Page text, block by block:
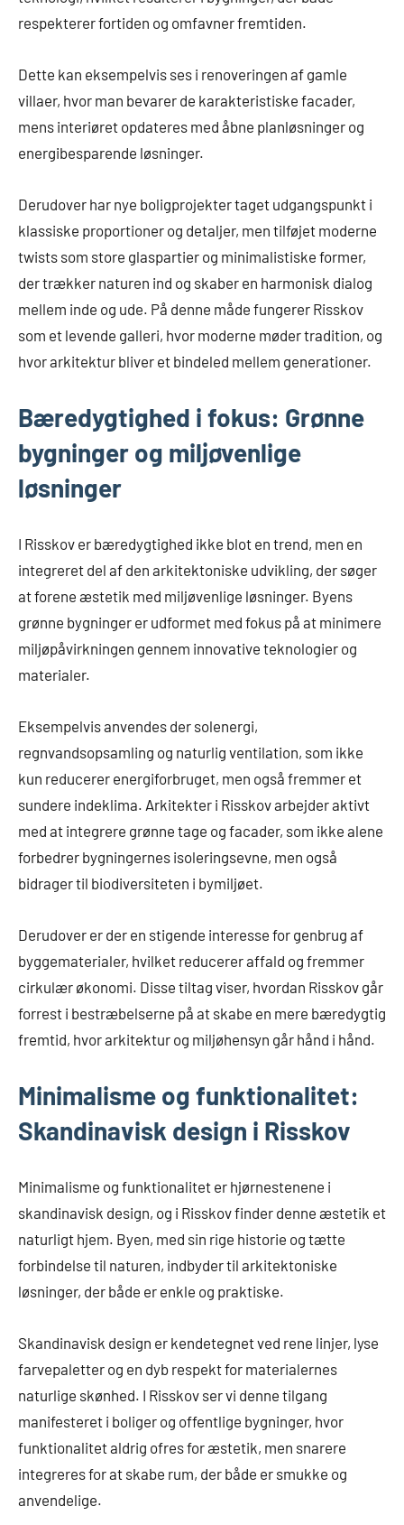
respekterer fortiden og omfavner fremtiden.
Dette kan eksempelvis ses i renoveringen af gamle
villaer, hvor man bevarer de karakteristiske facader,
mens interiøret opdateres med åbne planløsninger og
energibesparende løsninger.
Derudover har nye boligprojekter taget udgangspunkt i
klassiske proportioner og detaljer, men tilføjet moderne
twists som store glaspartier og minimalistiske former,
der trækker naturen ind og skaber en harmonisk dialog
mellem inde og ude. På denne måde fungerer Risskov
som et levende galleri, hvor moderne møder tradition, og
hvor arkitektur bliver et bindeled mellem generationer.
Bæredygtighed i fokus: Grønne
bygninger og miljøvenlige
løsninger
I Risskov er bæredygtighed ikke blot en trend, men en
integreret del af den arkitektoniske udvikling, der søger
at forene æstetik med miljøvenlige løsninger. Byens
grønne bygninger er udformet med fokus på at minimere
miljøpåvirkningen gennem innovative teknologier og
materialer.
Eksempelvis anvendes der solenergi,
regnvandsopsamling og naturlig ventilation, som ikke
kun reducerer energiforbruget, men også fremmer et
sundere indeklima. Arkitekter i Risskov arbejder aktivt
med at integrere grønne tage og facader, som ikke alene
forbedrer bygningernes isoleringsevne, men også
bidrager til biodiversiteten i bymiljøet.
Derudover er der en stigende interesse for genbrug af
byggematerialer, hvilket reducerer affald og fremmer
cirkulær økonomi. Disse tiltag viser, hvordan Risskov går
forrest i bestræbelserne på at skabe en mere bæredygtig
fremtid, hvor arkitektur og miljøhensyn går hånd i hånd.
Minimalisme og funktionalitet:
Skandinavisk design i Risskov
Minimalisme og funktionalitet er hjørnestenene i
skandinavisk design, og i Risskov finder denne æstetik et
naturligt hjem. Byen, med sin rige historie og tætte
forbindelse til naturen, indbyder til arkitektoniske
løsninger, der både er enkle og praktiske.
Skandinavisk design er kendetegnet ved rene linjer, lyse
farvepaletter og en dyb respekt for materialernes
naturlige skønhed. I Risskov ser vi denne tilgang
manifesteret i boliger og offentlige bygninger, hvor
funktionalitet aldrig ofres for æstetik, men snarere
integreres for at skabe rum, der både er smukke og
anvendelige.